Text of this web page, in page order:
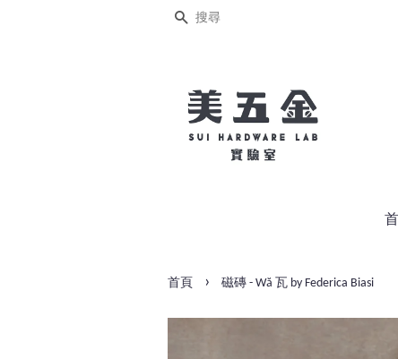
搜尋
首頁 › 磁磚 - Wă 瓦 by Federica Biasi